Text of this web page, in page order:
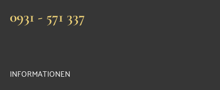
0931 - 571 337
INFORMATIONEN